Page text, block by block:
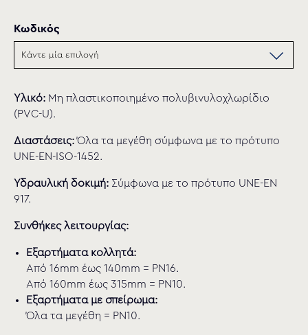
Κωδικός
Υλικό: Μη πλαστικοποιημένο πολυβινυλοχλωρίδιο
(PVC-U).
Διαστάσεις:Όλα τα μεγέθη σύμφωνα με το πρότυπο
UNE-EN-ISO-1452.
Υδραυλική δοκιμή: Σύμφωνα με το πρότυπο UNE-EN
917.
Συνθήκες λειτουργίας:
Εξαρτήματα κολλητά:
Από 16mm έως 140mm = PN16.
Από 160mm έως 315mm = PN10.
Εξαρτήματα με σπείρωμα:
Όλα τα μεγέθη = PN10.